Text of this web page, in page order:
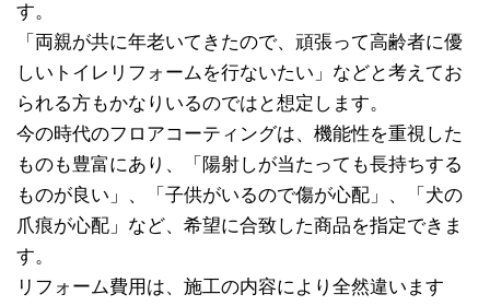
す。
「両親が共に年老いてきたので、頑張って高齢者に優
しいトイレリフォームを行ないたい」などと考えてお
られる方もかなりいるのではと想定します。
今の時代のフロアコーティングは、機能性を重視した
ものも豊富にあり、「陽射しが当たっても長持ちする
ものが良い」、「子供がいるので傷が心配」、「犬の
爪痕が心配」など、希望に合致した商品を指定できま
す。
リフォーム費用は、施工の内容により全然違います